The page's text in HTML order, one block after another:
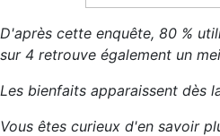
D'après cette enquête, 80 %
sur 4 retrouve également un
Les bienfaits apparaissent dès
Vous êtes curieux d'en savoir